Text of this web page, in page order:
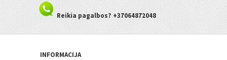
Reikia pagalbos? +37064872048
INFORMACIJA